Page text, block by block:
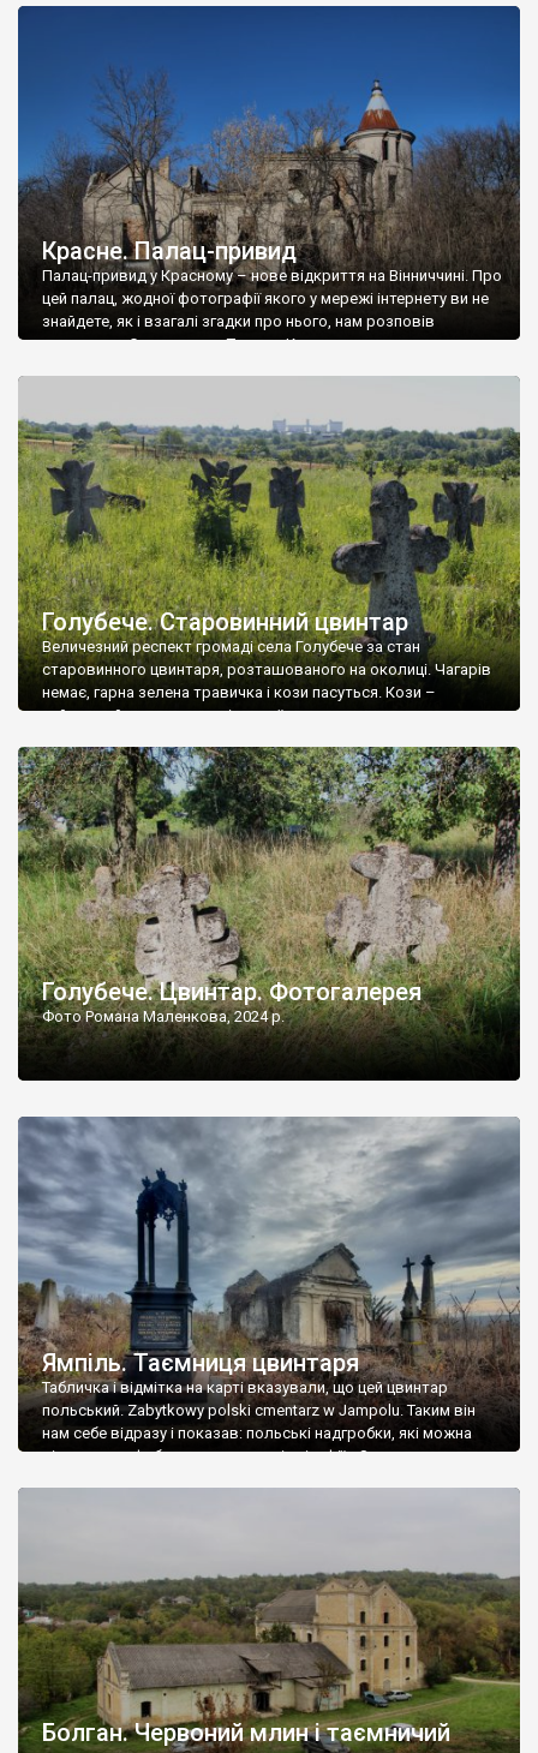
Красне. Палац-привид
Палац-привид у Красному – нове відкриття на Вінниччині. Про
цей палац, жодної фотографії якого у мережі інтернету ви не
знайдете, як і взагалі згадки про нього, нам розповів
мешканець Самгородка. Палац у Красному вразив не лише
Голубече. Старовинний цвинтар
Величезний респект громаді села Голубече за стан
старовинного цвинтаря, розташованого на околиці. Чагарів
немає, гарна зелена травичка і кози пасуться. Кози –
найкращий регулятор шкідливої, для старих кладовищ,
бруньками, кози ті бруньки обгризають, бо то улюблений
делікатес. На цвинтарі у Голубечому ціла колекція
різноманітних форм хрестів. Село відносно невелике, […]
Голубече. Цвинтар. Фотогалерея
Фото Романа Маленкова, 2024 р.
Ямпіль. Таємниця цвинтаря
Табличка і відмітка на карті вказували, що цей цвинтар
польський. Zabytkowy polski cmentarz w Jampolu. Таким він
нам себе відразу і показав: польські надгробки, які можна
віднести до фабричних, польські епітафії… Загалом цвинтар
Болган. Червоний млин і таємничий